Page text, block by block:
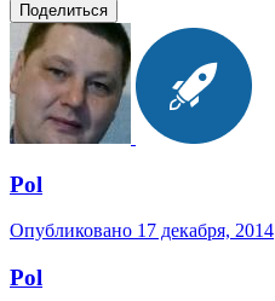
Поделиться
Pol
Опубликовано 17 декабря, 2014
Pol